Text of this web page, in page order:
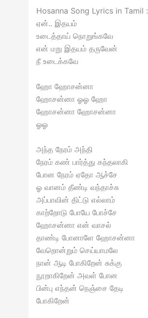
Hosanna Song Lyrics in Tamil :
ஏன்.. இதயம்
உடைத்தாய் நொறுங்கவே
என் மறு இதயம் தருவேன்
நீ உடைக்கவே
ஹோ ஹோசன்னா
ஹோசன்னா ஓஓ ஹோ
ஹோசன்னா ஹோசன்னா
ஓஓ
அந்த நேரம் அந்தி
நேரம் கண் பார்த்து கந்தலாகி
போன நேரம் ஏதோ ஆச்சே
ஓ வானம் தீண்டி வந்தாச்சு
அப்பாவின் திட்டு எல்லாம்
காற்றோடு போயே போச்சே
ஹோசன்னா என் வாசல்
தாண்டி போனாளே ஹோசன்னா
வேறொன்றும் செய்யாமலே
நான் ஆடி போகிறேன் சுக்கு
நூறாகிறேன் அவள் போன
பின்பு எந்தன் நெஞ்சை தேடி
போகிறேன்